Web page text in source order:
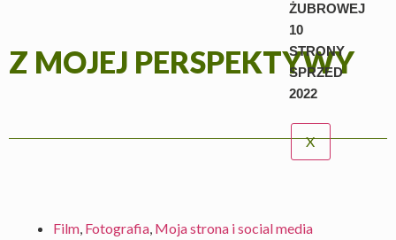
ŻUBROWEJ
10
STRONY
SPRZED
2022
X
Z MOJEJ PERSPEKTYWY
Film, Fotografia, Moja strona i social media